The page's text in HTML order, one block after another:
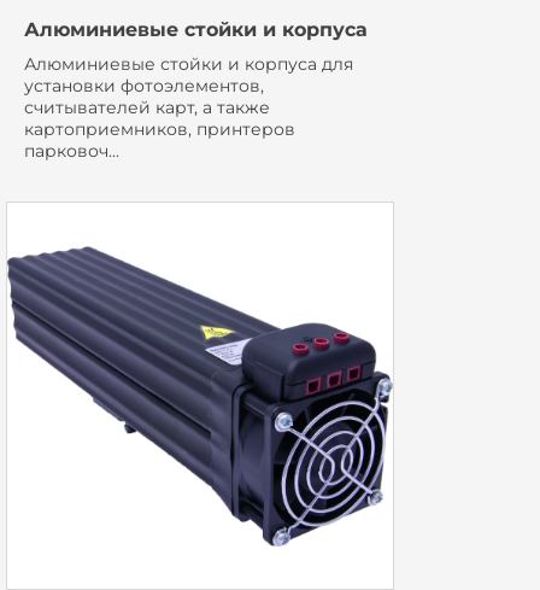
Алюминиевые стойки и корпуса
Алюминиевые стойки и корпуса для
установки фотоэлементов,
считывателей карт, а также
картоприемников, принтеров
парковоч...